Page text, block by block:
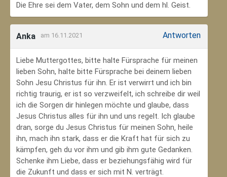
Die Ehre sei dem Vater, dem Sohn und dem hl. Geist.
Anka am 16.11.2021 Antworten
Liebe Muttergottes, bitte halte Fürsprache für meinen
lieben Sohn, halte bitte Fürsprache bei deinem lieben
Sohn Jesu Christus für ihn. Er ist verwirrt und ich bin
richtig traurig, er ist so verzweifelt, ich schreibe dir weil
ich die Sorgen dir hinlegen möchte und glaube, dass
Jesus Christus alles für ihn und uns regelt. Ich glaube
dran, sorge du Jesus Christus für meinen Sohn‚ heile
ihn, mach ihn stark, dass er die Kraft hat für sich zu
kämpfen, geh du vor ihm und gib ihm gute Gedanken.
Schenke ihm Liebe, dass er beziehungsfähig wird für
die Zukunft und dass er sich mit N. verträgt.